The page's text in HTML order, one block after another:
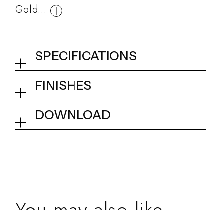
Gold...
SPECIFICATIONS
Shower set with wall elbow
and shower holder for round
ABS handshower
FINISHES
01Q - Chrome
DOWNLOAD
Tech info